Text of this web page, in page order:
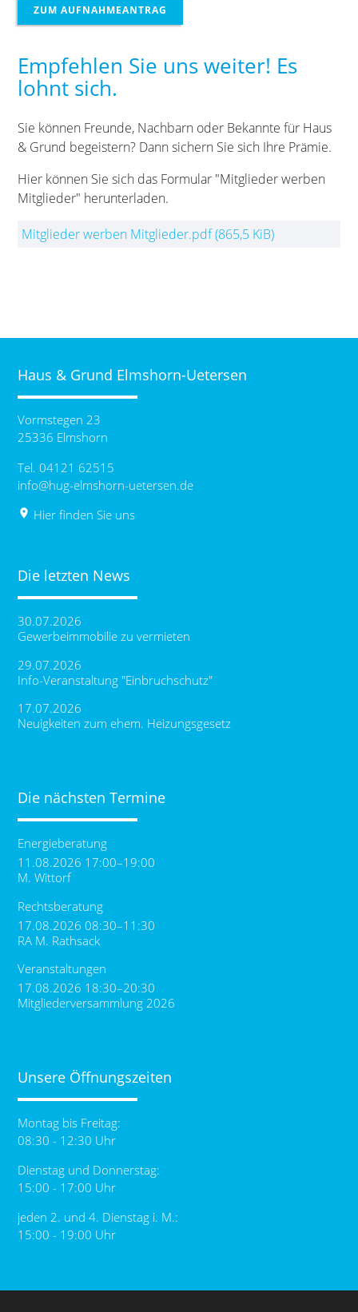
ZUM AUFNAHMEANTRAG
Empfehlen Sie uns weiter! Es
lohnt sich.
Sie können Freunde, Nachbarn oder Bekannte für Haus
& Grund begeistern? Dann sichern Sie sich Ihre Prämie.
Hier können Sie sich das Formular "Mitglieder werben
Mitglieder" herunterladen.
Mitglieder werben Mitglieder.pdf(865,5 KiB)
Haus & Grund Elmshorn-Uetersen
Vormstegen 23
25336 Elmshorn
Tel. 04121 62515
info@hug-elmshorn-uetersen.de
place Hier finden Sie uns
Die letzten News
30.07.2026
Gewerbeimmobilie zu vermieten
29.07.2026
Info-Veranstaltung "Einbruchschutz"
17.07.2026
Neuigkeiten zum ehem. Heizungsgesetz
Die nächsten Termine
Energieberatung
11.08.2026 17:00–19:00
M. Wittorf
Rechtsberatung
17.08.2026 08:30–11:30
RA M. Rathsack
Veranstaltungen
17.08.2026 18:30–20:30
Mitgliederversammlung 2026
Unsere Öffnungszeiten
Montag bis Freitag:
08:30 - 12:30 Uhr
Dienstag und Donnerstag:
15:00 - 17:00 Uhr
jeden 2. und 4. Dienstag i. M.:
15:00 - 19:00 Uhr